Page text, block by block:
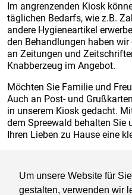
Um unsere Website für
gestalten, verwenden wir
Im angrenzenden Kiosk
täglichen Bedarfs, wie z.B.
andere Hygieneartikel
den Behandlungen haben
an Zeitungen und
Knabberzeug im Angebot.
Möchten Sie Familie und
Auch an Post- und
in unserem Kiosk gedacht.
dem Spreewald behalten Sie
Ihren Lieben zu Hause eine